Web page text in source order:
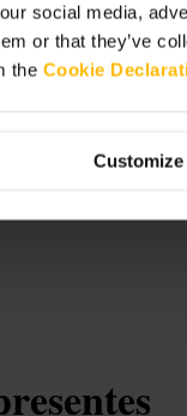
social media,
or that they’ve
the Cookie
Customize